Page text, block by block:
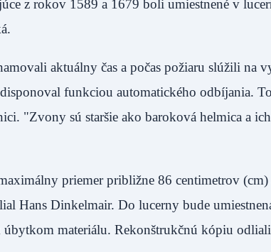
z rokov 1589 a 1679 boli umiestnené v
aktuálny čas a počas požiaru slúžili na
funkciou automatického odbíjania.
"Zvony sú staršie ako baroková helmica a
priemer približne 86 centimetrov
Hans Dinkelmair. Do lucerny bude
úbytkom materiálu. Rekonštrukčnú kópiu